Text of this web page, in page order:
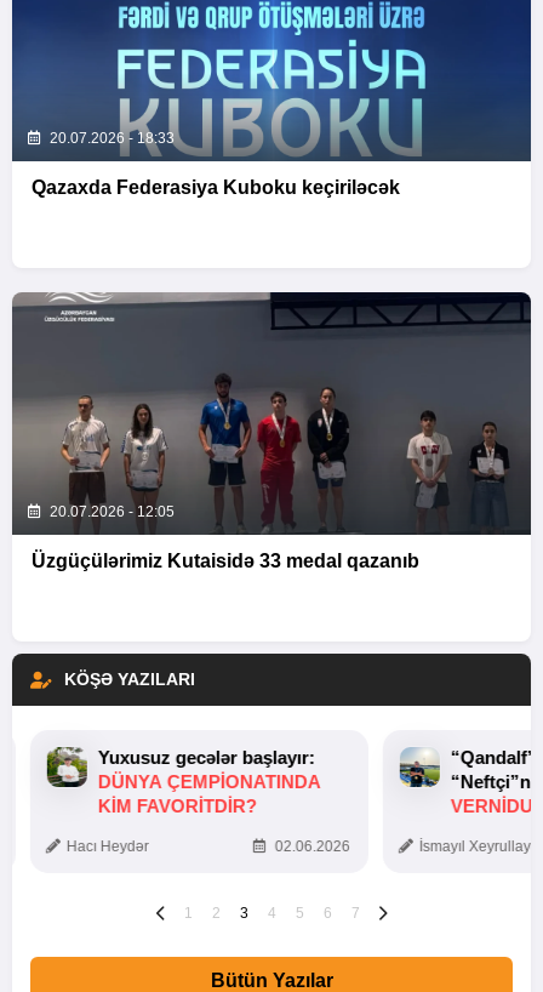
20.07.2026 - 18:33
Qazaxda Federasiya Kuboku keçiriləcək
20.07.2026 - 12:05
Üzgüçülərimiz Kutaisidə 33 medal qazanıb
KÖŞƏ YAZILARI
Yuxusuz gecələr başlayır:
DÜNYA ÇEMPIONATINDA
KIM FAVORITDIR?
Hacı Heydər 02.06.2026 İsmayıl
1 2 3 4 5 6 7
Bütün Yazılar